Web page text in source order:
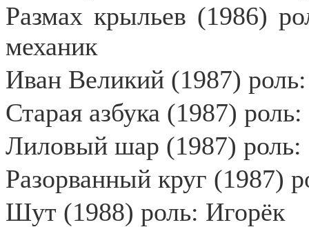
Размах крыльев (1986)
механик
Иван Великий (1987) роль:
Старая азбука (1987)
Лиловый шар (1987) роль:
Разорванный круг (1987)
Шут (1988) роль: Игорёк